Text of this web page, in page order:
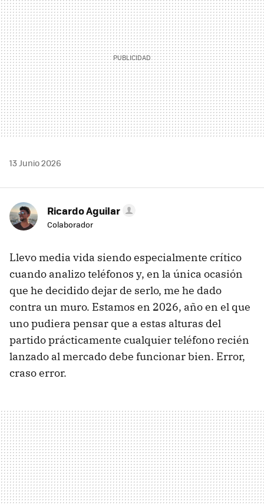
13 Junio 2026
Ricardo Aguilar
Colaborador
Llevo media vida siendo especialmente crítico
cuando analizo teléfonos y, en la única ocasión
que he decidido dejar de serlo, me he dado
contra un muro. Estamos en 2026, año en el que
uno pudiera pensar que a estas alturas del
partido prácticamente cualquier teléfono recién
lanzado al mercado debe funcionar bien. Error,
craso error.